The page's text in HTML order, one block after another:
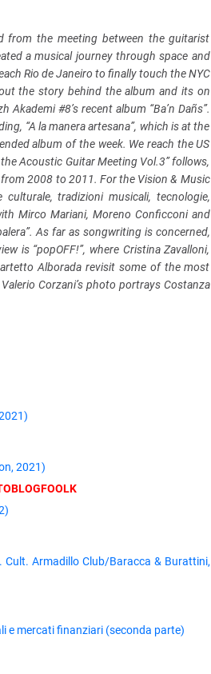
from the meeting between the guitarist
a musical journey through space and
Rio de Janeiro to finally touch the NYC
the story behind the album and its on
#8’s recent album “Ba’n Dañs”.
“A la manera artesana”, which is at the
album of the week. We reach the US
Acoustic Guitar Meeting Vol.3” follows,
2008 to 2011. For the Vision & Music
tradizioni musicali, tecnologie,
Mirco Mariani, Moreno Conficconi and
As far as songwriting is concerned,
is “popOFF!”, where Cristina Zavalloni,
Alborada revisit some of the most
Corzani’s photo portrays Costanza
2021)
Armadillo Club/Baracca & Burattini,
e mercati finanziari (seconda parte)